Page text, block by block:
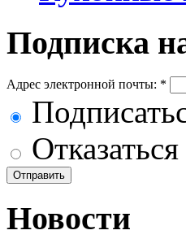
Подписка
Адрес электронной почты: *
Новости